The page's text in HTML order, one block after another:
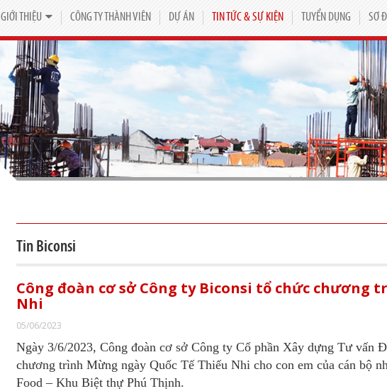
GIỚI THIỆU CÔNG TY THÀNH VIÊN DỰ ÁN TIN TỨC & SỰ KIỆN TUYỂN DỤNG SƠ
Tin Biconsi
Công đoàn cơ sở Công ty Biconsi tổ chức chương
Nhi
05/06/2023
Ngày 3/6/2023, Công đoàn cơ sở Công ty Cổ phần Xây dựng Tư vấn
chương trình Mừng ngày Quốc Tế Thiếu Nhi cho con em của cán bộ
Food – Khu Biệt thự Phú Thịnh.